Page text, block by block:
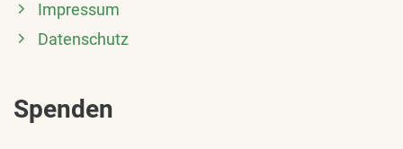
Impressum
Datenschutz
Spenden